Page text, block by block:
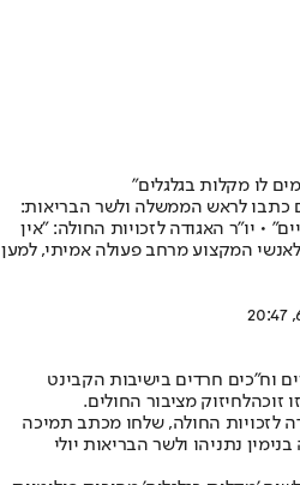
לו מקלות בגלגלים"
נגדו, 70 ארגונים כתבו לראש הממשלה ולשר הבריאות:
• יו"ר האגודה לזכויות החולה: "אין
המקצוע מרחב פעולה אמיתי, למען
וח"כים חרדים בישיבות הקבינט
זוכהלחיזוק מציבור החולים.
לזכויות החולה, שלחו מכתב תמיכה
נתניהו ולשר הבריאות יולי